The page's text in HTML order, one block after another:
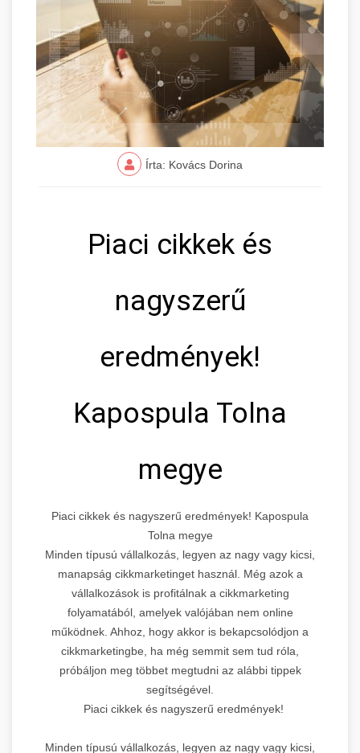
Írta: Kovács Dorina
Piaci cikkek és
nagyszerű
eredmények!
Kapospula Tolna
megye
Piaci cikkek és nagyszerű eredmények! Kapospula
Tolna megye
Minden típusú vállalkozás, legyen az nagy vagy kicsi,
manapság cikkmarketinget használ. Még azok a
vállalkozások is profitálnak a cikkmarketing
folyamatából, amelyek valójában nem online
működnek. Ahhoz, hogy akkor is bekapcsolódjon a
cikkmarketingbe, ha még semmit sem tud róla,
próbáljon meg többet megtudni az alábbi tippek
segítségével.
Piaci cikkek és nagyszerű eredmények!
Minden típusú vállalkozás, legyen az nagy vagy kicsi,